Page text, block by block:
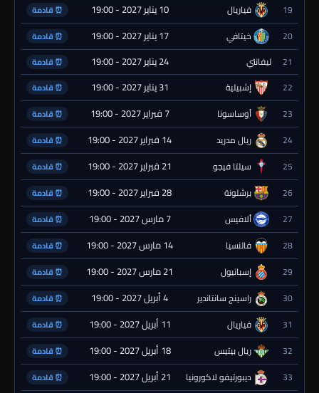
19 فياريال 10 يناير 2027 - 19:00 ⏰ قادمة
20 خيتافي 17 يناير 2027 - 19:00 ⏰ قادمة
21 ليفانتي 24 يناير 2027 - 19:00 ⏰ قادمة
22 إشبيلية 31 يناير 2027 - 19:00 ⏰ قادمة
23 أوساسونا 7 فبراير 2027 - 19:00 ⏰ قادمة
24 ريال مدريد 14 فبراير 2027 - 19:00 ⏰ قادمة
25 سيلتا فيجو 21 فبراير 2027 - 19:00 ⏰ قادمة
26 برشلونة 28 فبراير 2027 - 19:00 ⏰ قادمة
27 ألافيس 7 مارس 2027 - 19:00 ⏰ قادمة
28 فالنسيا 14 مارس 2027 - 19:00 ⏰ قادمة
29 إسبانيول 21 مارس 2027 - 19:00 ⏰ قادمة
30 راسينج سانتاندير 4 أبريل 2027 - 19:00 ⏰ قادمة
31 فياريال 11 أبريل 2027 - 19:00 ⏰ قادمة
32 ريال بيتيس 18 أبريل 2027 - 19:00 ⏰ قادمة
33 ديبورتيفو لاكورونيا 21 أبريل 2027 - 19:00 ⏰ قادمة